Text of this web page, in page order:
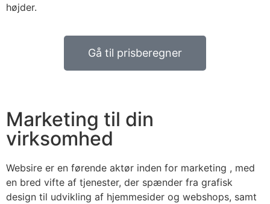
højder.
Gå til prisberegner
Marketing til din
virksomhed
Websire er en førende aktør inden for marketing , med
en bred vifte af tjenester, der spænder fra grafisk
design til udvikling af hjemmesider og webshops, samt